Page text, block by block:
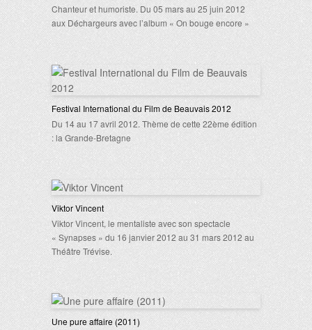
Chanteur et humoriste. Du 05 mars au 25 juin 2012
aux Déchargeurs avec l’album « On bouge encore »
Festival International du Film de Beauvais 2012
Du 14 au 17 avril 2012. Thème de cette 22ème édition
: la Grande-Bretagne
Viktor Vincent
Viktor Vincent, le mentaliste avec son spectacle
« Synapses » du 16 janvier 2012 au 31 mars 2012 au
Théâtre Trévise.
Une pure affaire (2011)